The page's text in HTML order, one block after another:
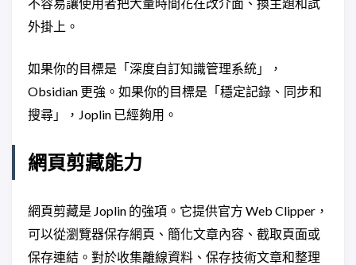
外掛上。
如果你的目標是「深度自訂知識管理系統」，
Obsidian 更強。如果你的目標是「穩定記錄、同步和
搜尋」，Joplin 已經夠用。
網頁剪藏能力
網頁剪藏是 Joplin 的強項。它提供官方 Web Clipper，
可以從瀏覽器保存網頁、簡化文章內容、截取頁面或
保存連結。對於收集離線資料、保存技術文章和整理